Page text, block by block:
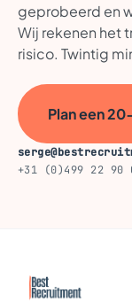
geprobeerd en
Wij rekenen het
risico. Twintig
Plan een
+31 (0)499 22 90